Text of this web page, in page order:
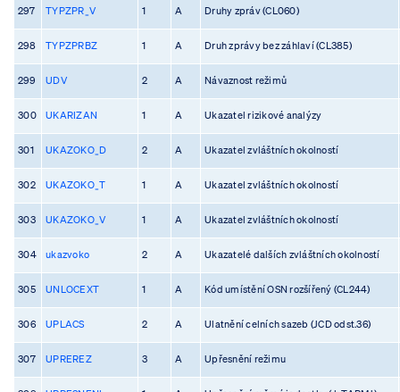
297 TYPZPR_V 1 A Druhy zpráv (CL060)
298 TYPZPRBZ 1 A Druh zprávy bez záhlaví (CL385)
299 UDV 2 A Návaznost režimů
300 UKARIZAN 1 A Ukazatel rizikové analýzy
301 UKAZOKO_D 2 A Ukazatel zvláštních okolností
302 UKAZOKO_T 1 A Ukazatel zvláštních okolností
303 UKAZOKO_V 1 A Ukazatel zvláštních okolností
304 ukazvoko 2 A Ukazatelé dalších zvláštních okolností
305 UNLOCEXT 1 A Kód umístění OSN rozšířený (CL244)
306 UPLACS 2 A Ulatnění celních sazeb (JCD odst.36)
307 UPREREZ 3 A Upřesnění režimu